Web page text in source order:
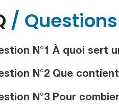
/
N°1 À quoi sert
N°2 Que
N°3 Pour